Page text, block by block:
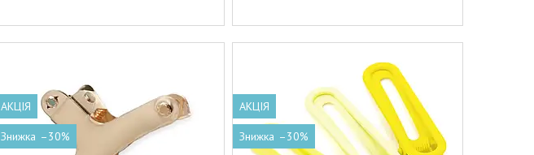
АКЦІЯ
–30%
АКЦІЯ
–30%